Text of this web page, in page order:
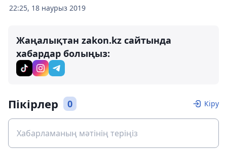
22:25, 18 наурыз 2019
Жаңалықтан zakon.kz сайтында
хабардар болыңыз:
Пікірлер 0 Кіру